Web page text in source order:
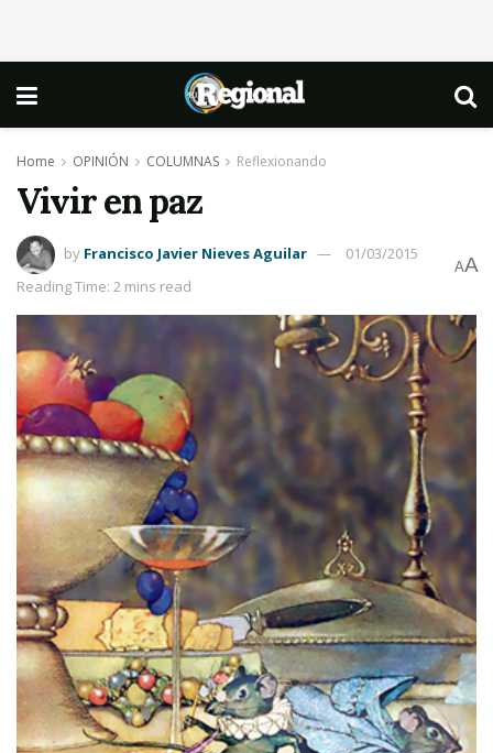
Home OPINIÓN COLUMNAS Reflexionando
Vivir en paz
by Francisco Javier Nieves Aguilar
01/03/2015
Reading Time: 2 mins read
AA